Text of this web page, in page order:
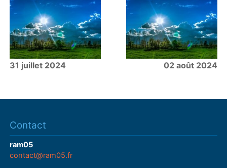
31 juillet 2024 02 août 2024
Contact
ram05
contact@ram05.fr